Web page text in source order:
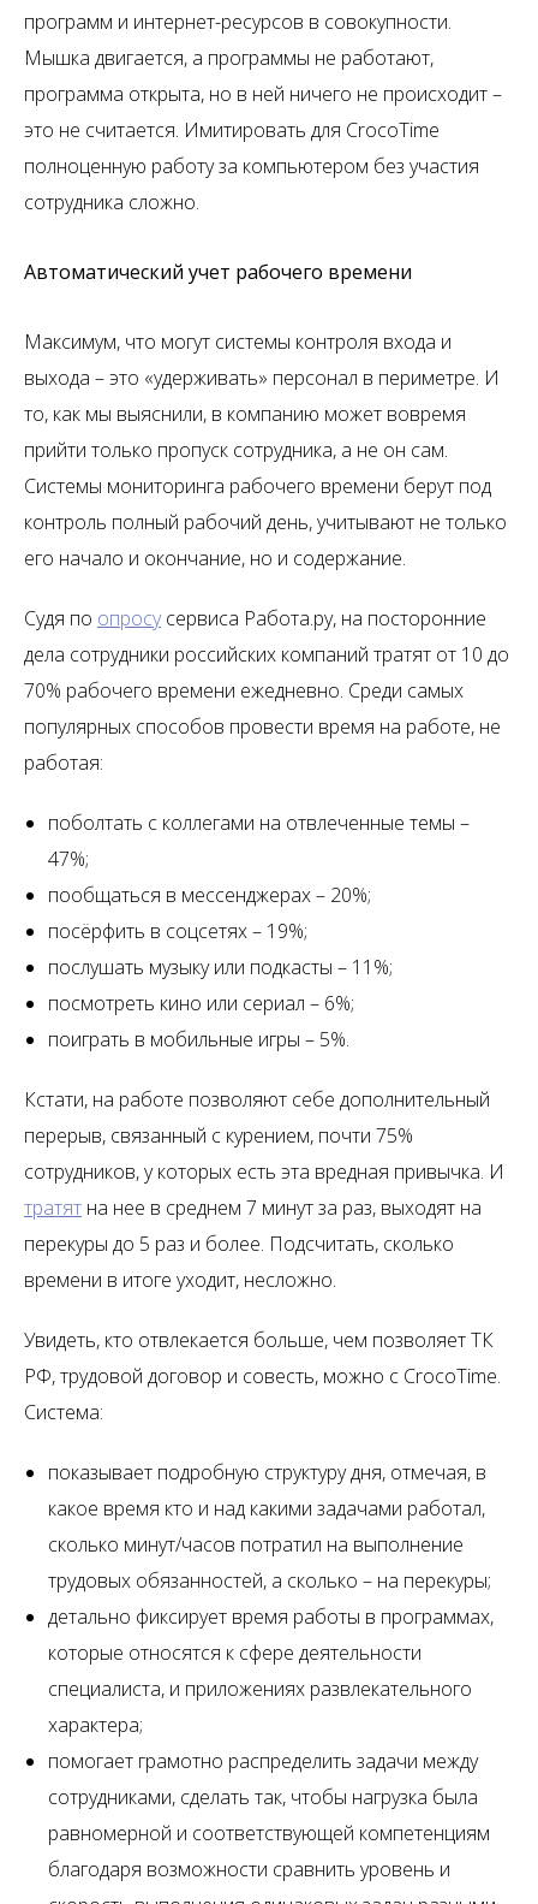
программ и интернет-ресурсов в совокупности.
Мышка двигается, а программы не работают,
программа открыта, но в ней ничего не происходит –
это не считается. Имитировать для CrocoTime
полноценную работу за компьютером без участия
сотрудника сложно.
Автоматический учет рабочего времени
Максимум, что могут системы контроля входа и
выхода – это «удерживать» персонал в периметре. И
то, как мы выяснили, в компанию может вовремя
прийти только пропуск сотрудника, а не он сам.
Системы мониторинга рабочего времени берут под
контроль полный рабочий день, учитывают не только
его начало и окончание, но и содержание.
Судя по опросусервиса Работа.ру, на посторонние
дела сотрудники российских компаний тратят от 10 до
70% рабочего времени ежедневно. Среди самых
популярных способов провести время на работе, не
работая:
поболтать с коллегами на отвлеченные темы –
47%;
пообщаться в мессенджерах – 20%;
посёрфить в соцсетях – 19%;
послушать музыку или подкасты – 11%;
посмотреть кино или сериал – 6%;
поиграть в мобильные игры – 5%.
Кстати, на работе позволяют себе дополнительный
перерыв, связанный с курением, почти 75%
сотрудников, у которых есть эта вредная привычка. И
тратят на нее в среднем 7 минут за раз, выходят на
перекуры до 5 раз и более. Подсчитать, сколько
времени в итоге уходит, несложно.
Увидеть, кто отвлекается больше, чем позволяет ТК
РФ, трудовой договор и совесть, можно с CrocoTime.
Система:
показывает подробную структуру дня, отмечая, в
какое время кто и над какими задачами работал,
сколько минут/часов потратил на выполнение
трудовых обязанностей, а сколько – на перекуры;
детально фиксирует время работы в программах,
которые относятся к сфере деятельности
специалиста, и приложениях развлекательного
характера;
помогает грамотно распределить задачи между
сотрудниками, сделать так, чтобы нагрузка была
равномерной и соответствующей компетенциям
благодаря возможности сравнить уровень и